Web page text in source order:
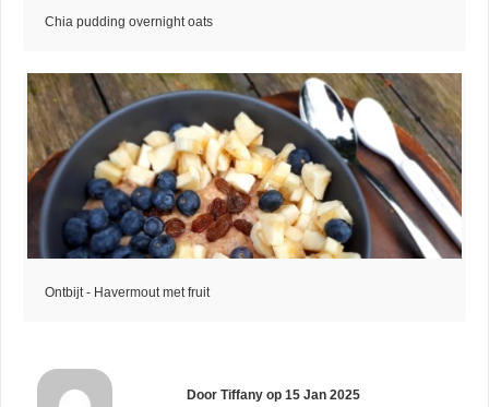
Chia pudding overnight oats
Ontbijt - Havermout met fruit
Door Tiffany op15 Jan 2025